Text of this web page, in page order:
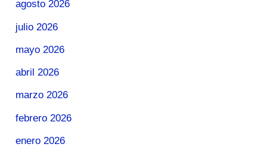
agosto 2026
julio 2026
mayo 2026
abril 2026
marzo 2026
febrero 2026
enero 2026